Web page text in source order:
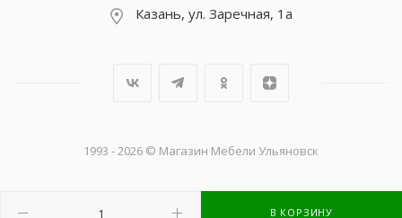
В КОРЗИНУ
Казань, ул. Заречная, 1а
1993 - 2026 © Магазин Мебели Ульяновск